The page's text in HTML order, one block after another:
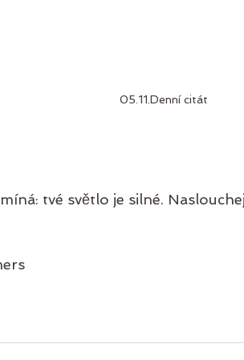
05.11.Denní citát
tvé světlo je silné.